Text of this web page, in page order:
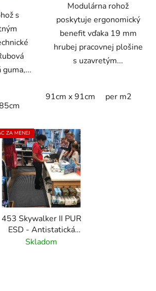
s
Modulárna rohož
poskytuje ergonomický
benefit vďaka 19 mm
hrubej pracovnej plošine
s uzavretým...
91cm x 91cm per m2
ZA MENEJ
453 Skywalker II PUR
ESD - Antistatická
polyuretánová rohož s
Skladom